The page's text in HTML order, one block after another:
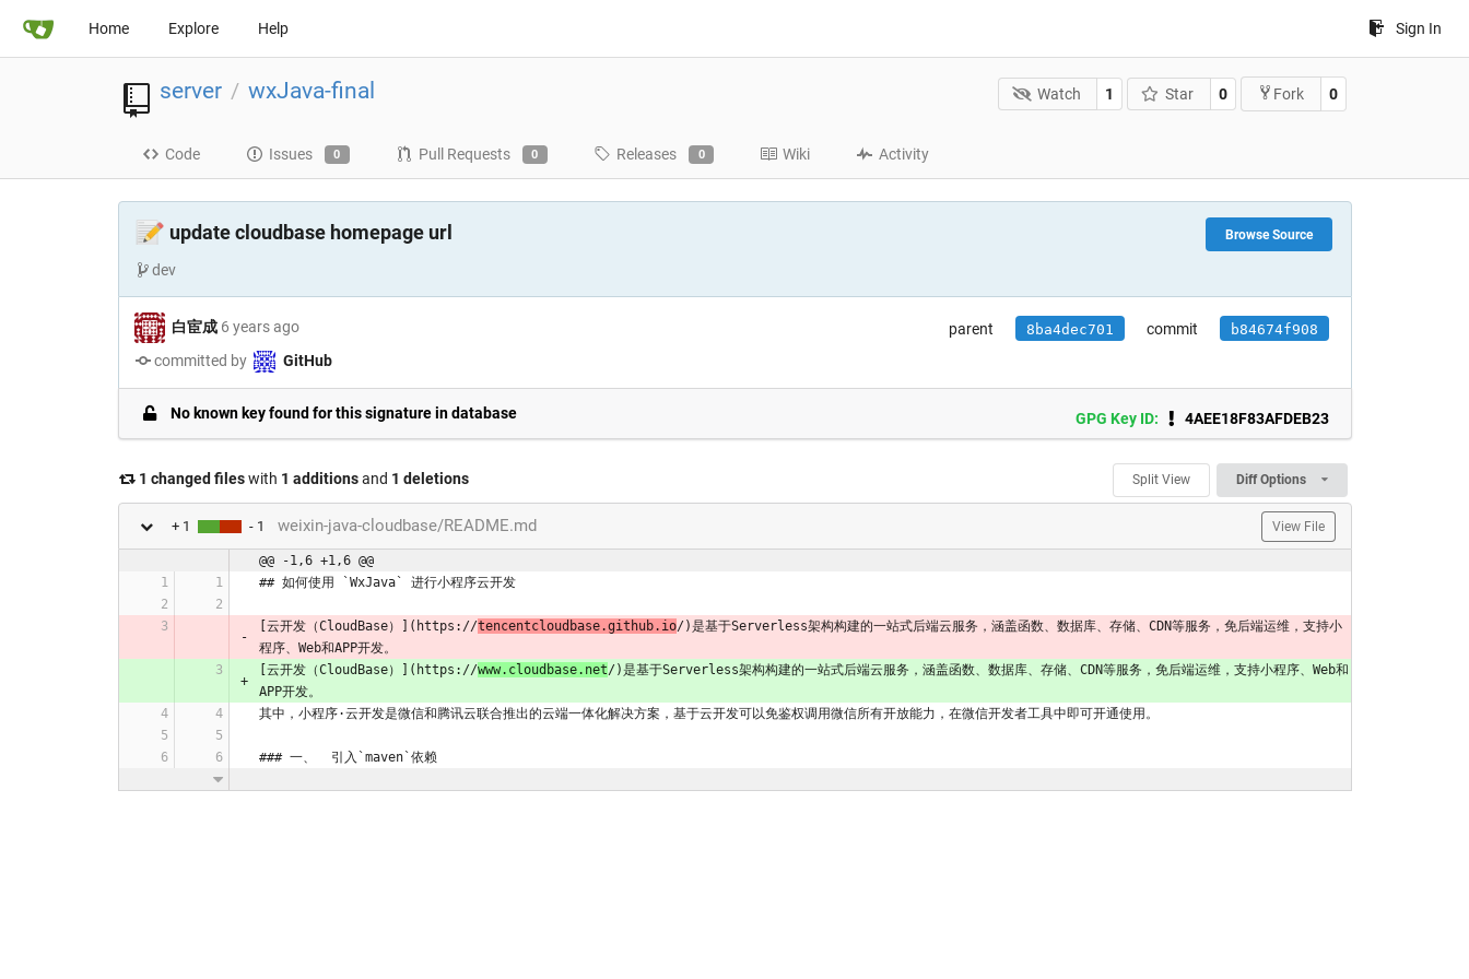
Home Explore Help Sign In
server / wxJava-final Watch 1 Star 0 Fork 0
Code Issues 0 Pull Requests 0 Releases 0 Wiki Activity
Browse Source
📝 update cloudbase homepage url
dev
白宦成 6 years ago
committed by
GitHub
parent 8ba4dec701 commit b84674f908
No known key found for this signature in database GPG Key ID: 4AEE18F83AFDEB23
1 changed fileswith 1 additionsand 1 deletions Split View Diff Options
+ 1 - 1 weixin-java-cloudbase/README.md View File
@@ -1,6 +1,6 @@
## 如何使用 `WxJava` 进行小程序云开发
[云开发（CloudBase）](https://tencentcloudbase.github.io/)是基于Serverless架构构建的一站式后端云服务，涵盖函数、数据库、存储、CDN等服务，免后端运维，支持小
程序、Web和APP开发。
[云开发（CloudBase）](https://www.cloudbase.net/)是基于Serverless架构构建的一站式后端云服务，涵盖函数、数据库、存储、CDN等服务，免后端运维，支持小程序、Web和
APP开发。
其中，小程序·云开发是微信和腾讯云联合推出的云端一体化解决方案，基于云开发可以免鉴权调用微信所有开放能力，在微信开发者工具中即可开通使用。
### 一、  引入`maven`依赖